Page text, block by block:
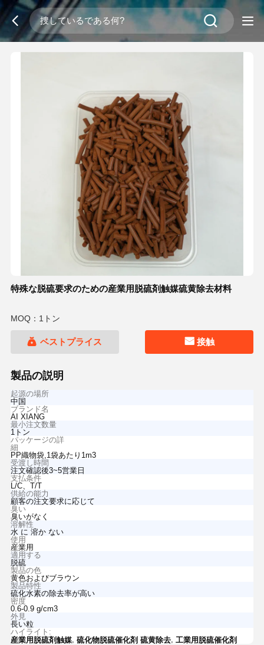
特殊な脱硫要求のための産業用脱硫剤触媒硫黄除去材料
MOQ：1トン
ベストプライス 接触
製品の説明
起源の場所
中国
ブランド名
AI XIANG
最小注文数量
1トン
パッケージの詳
細
PP織物袋,1袋あたり1m3
受渡し時間
注文確認後3~5営業日
支払条件
L/C、T/T
供給の能力
顧客の注文要求に応じて
臭い
臭いがなく
溶解性
水 に 溶か ない
使用
産業用
適用する
脱硫
製品の色
黄色およびブラウン
製品特性
硫化水素の除去率が高い
密度
0.6-0.9 g/cm3
外見
長い粒
ハイライト:
産業用脱硫剤触媒, 硫化物脱硫催化剤 硫黄除去, 工業用脱硫催化剤